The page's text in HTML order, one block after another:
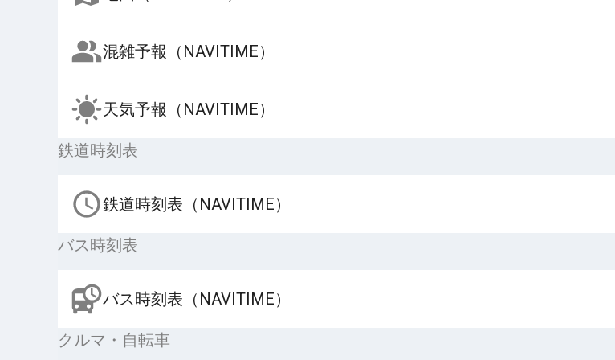
混雑予報（NAVITIME）
天気予報（NAVITIME）
鉄道時刻表
鉄道時刻表（NAVITIME）
バス時刻表
バス時刻表（NAVITIME）
クルマ・自転車